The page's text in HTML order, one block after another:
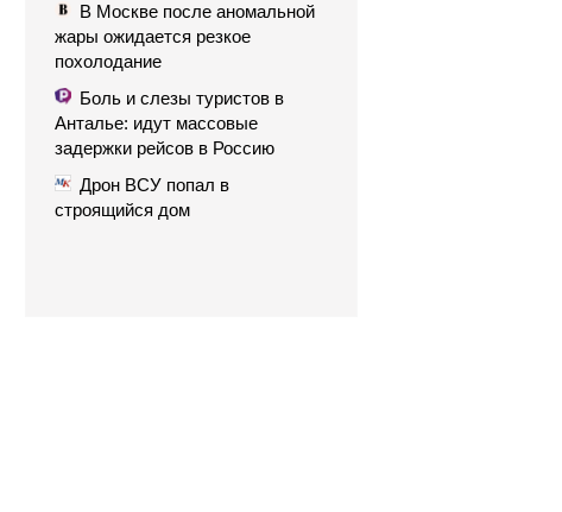
В Москве после аномальной
жары ожидается резкое
похолодание
Боль и слезы туристов в
Анталье: идут массовые
задержки рейсов в Россию
Дрон ВСУ попал в
строящийся дом